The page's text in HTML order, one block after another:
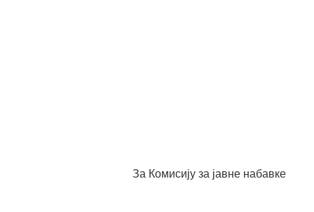
За Комисију за јавне набавке